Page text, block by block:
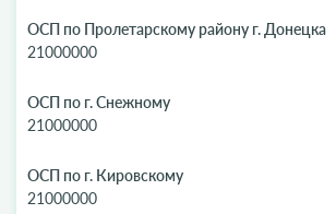
ОСП по Пролетарскому району г. Донецка
21000000
ОСП по г. Снежному
21000000
ОСП по г. Кировскому
21000000